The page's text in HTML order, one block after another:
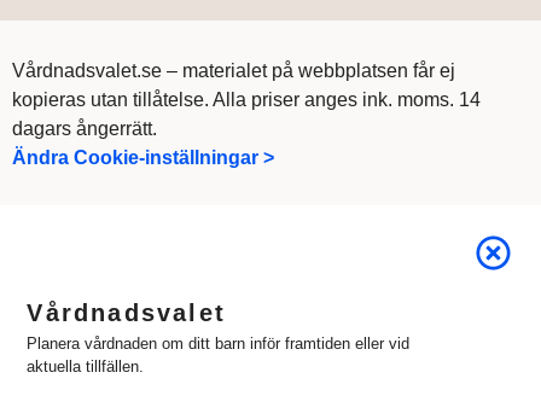
Vårdnadsvalet.se – materialet på webbplatsen får ej
kopieras utan tillåtelse. Alla priser anges ink. moms. 14
dagars ångerrätt.
Ändra Cookie-inställningar >
Vårdnadsvalet
Planera vårdnaden om ditt barn inför framtiden eller vid
aktuella tillfällen.